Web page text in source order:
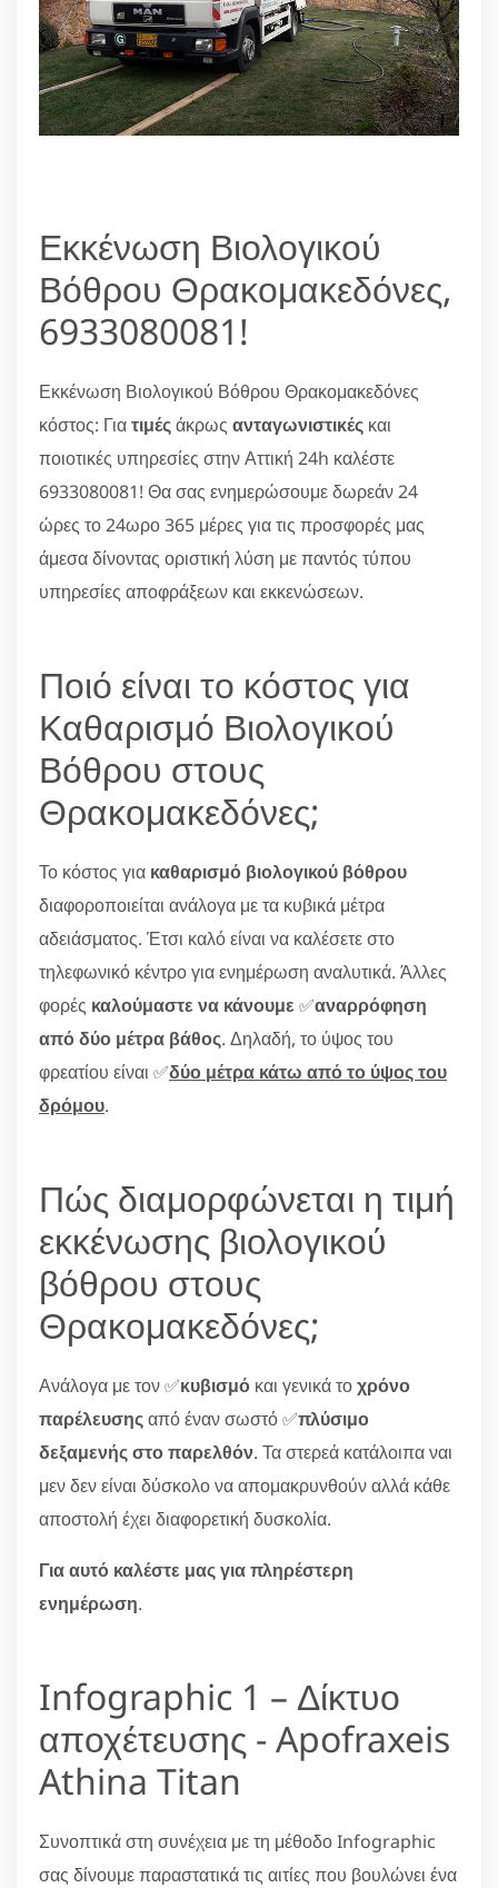
Εκκένωση Βιολογικού
Βόθρου Θρακομακεδόνες,
6933080081!
Εκκένωση Βιολογικού Βόθρου Θρακομακεδόνες
κόστος: Γιατιμέςάκρως ανταγωνιστικές και
ποιοτικές υπηρεσίες στην Αττική 24h καλέστε
6933080081! Θα σας ενημερώσουμε δωρεάν 24
ώρες το 24ωρο 365 μέρες για τις προσφορές μας
άμεσα δίνοντας οριστική λύση με παντός τύπου
υπηρεσίες αποφράξεων και εκκενώσεων.
Ποιό είναι το κόστος για
Καθαρισμό Βιολογικού
Βόθρου στους
Θρακομακεδόνες;
Το κόστος για καθαρισμό βιολογικού βόθρου
διαφοροποιείται ανάλογα με τα κυβικά μέτρα
αδειάσματος. Έτσι καλό είναι να καλέσετε στο
τηλεφωνικό κέντρο για ενημέρωση αναλυτικά. Άλλες
φορές καλούμαστε να κάνουμε ✅αναρρόφηση
από δύο μέτρα βάθος. Δηλαδή, το ύψος του
φρεατίου είναι ✅δύο μέτρα κάτω από το ύψος του
δρόμου.
Πώς διαμορφώνεται η τιμή
εκκένωσης βιολογικού
βόθρου στους
Θρακομακεδόνες;
Ανάλογα με τον ✅κυβισμό και γενικά τοχρόνο
παρέλευσηςαπό έναν σωστό ✅πλύσιμο
δεξαμενής στο παρελθόν. Τα στερεά κατάλοιπα ναι
μεν δεν είναι δύσκολο να απομακρυνθούν αλλά κάθε
αποστολή έχει διαφορετική δυσκολία.
Για αυτό καλέστε μας για πληρέστερη
ενημέρωση.
Infographic 1 – Δίκτυο
αποχέτευσης - Apofraxeis
Athina Titan
Συνοπτικά στη συνέχεια με τη μέθοδο Infographic
σας δίνουμε παραστατικά τις αιτίες που βουλώνει ένα